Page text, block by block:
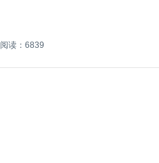
阅读：6839